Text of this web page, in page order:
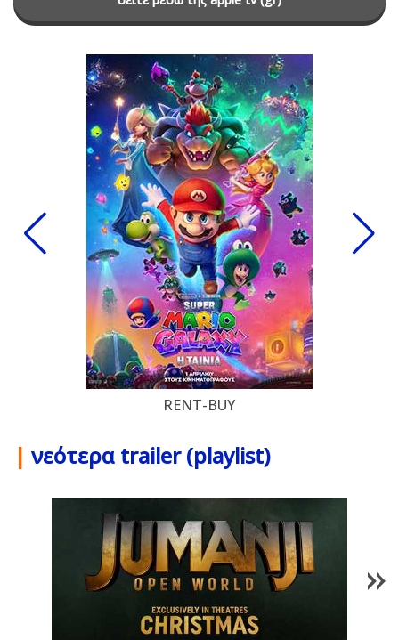
RENT-BUY
| νεότερα trailer (playlist)
1/85